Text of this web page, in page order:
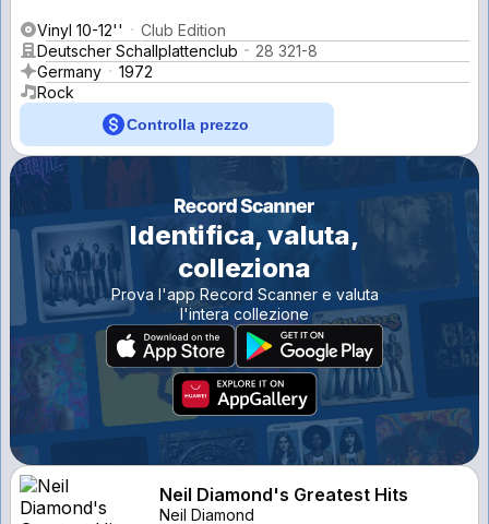
Vinyl 10-12''
Club Edition
Deutscher Schallplattenclub
28 321-8
Germany
1972
Rock
Controlla prezzo
Identifica, valuta,
colleziona
Prova l'app Record Scanner e valuta
l'intera collezione
Neil Diamond's Greatest Hits
Neil Diamond